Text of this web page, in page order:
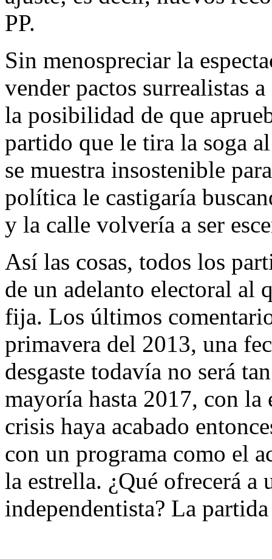
PP.
Sin menospreciar la
vender pactos surrealistas
la posibilidad de que
partido que le tira la soga
se muestra insostenible
política le castigaría
y la calle volvería a ser
Así las cosas, todos los
de un adelanto electoral al
fija. Los últimos
primavera del 2013, una
desgaste todavía no será
mayoría hasta 2017, con la
crisis haya acabado
con un programa como el
la estrella. ¿Qué ofrecerá a
independentista? La